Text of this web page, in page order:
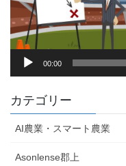
ー
00:00
カテゴリー
AI農業・スマート農業
Asonlense郡上